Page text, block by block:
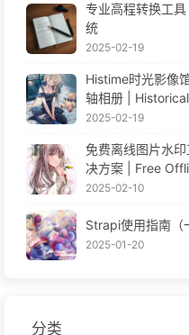
专业高程转换工
统
2025-02-19
Histime时光影像
轴相册 |
2025-02-19
免费离线图片水
决方案 | Free
2025-02-10
Strapi使用指南（
2025-01-20
分类